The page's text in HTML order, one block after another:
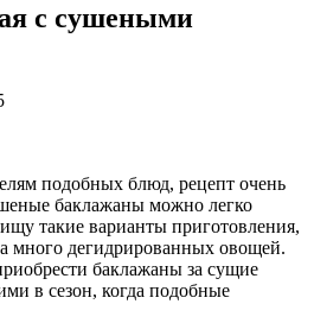
с сушеными
подобных блюд, рецепт очень
баклажаны можно легко
такие варианты приготовления,
много дегидрированных овощей.
баклажаны за сущие
в сезон, когда подобные